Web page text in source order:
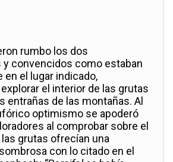
rumbo los dos
y convencidos como estaban
en el lugar indicado,
el interior de las grutas
entrañas de las montañas. Al
optimismo se apoderó
al comprobar sobre el
grutas ofrecían una
con lo citado en el